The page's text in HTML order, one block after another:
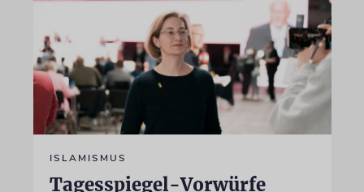
ISLAMISMUS
Tagesspiegel-Vorwürfe